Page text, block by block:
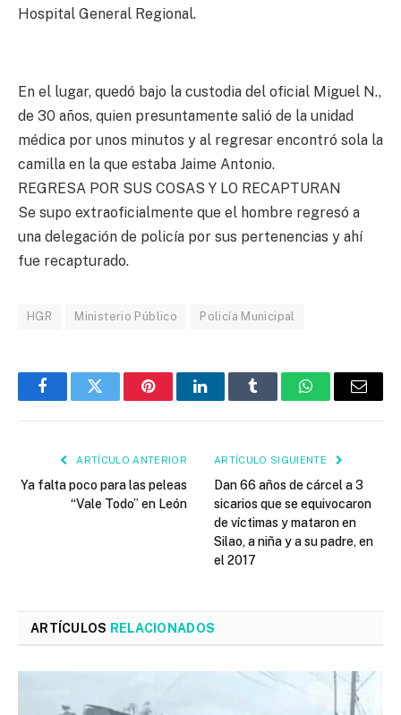
Hospital General Regional.
En el lugar, quedó bajo la custodia del oficial Miguel N.,
de 30 años, quien presuntamente salió de la unidad
médica por unos minutos y al regresar encontró sola la
camilla en la que estaba Jaime Antonio.
REGRESA POR SUS COSAS Y LO RECAPTURAN
Se supo extraoficialmente que el hombre regresó a
una delegación de policía por sus pertenencias y ahí
fue recapturado.
HGR Ministerio Público Policía Municipal
FacebookTwitter PinterestLinkedInTumblr WhatsAppEmail
ARTÍCULO ANTERIOR
Ya falta poco para las peleas
“Vale Todo” en León
ARTÍCULO SIGUIENTE
Dan 66 años de cárcel a 3
sicarios que se equivocaron
de víctimas y mataron en
Silao, a niña y a su padre, en
el 2017
ARTÍCULOS RELACIONADOS